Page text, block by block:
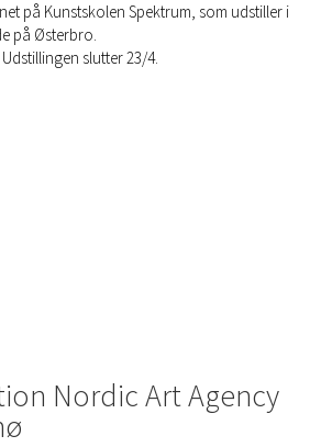
på Kunstskolen Spektrum, som udstiller i
på Østerbro.
slutter 23/4.
Nordic Art Agency